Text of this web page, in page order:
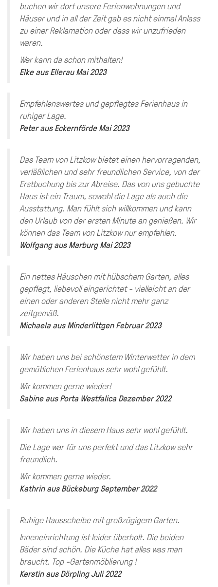
buchen wir dort unsere Ferienwohnungen und
Häuser und in all der Zeit gab es nicht einmal Anlass
zu einer Reklamation oder dass wir unzufrieden
waren.
Wer kann da schon mithalten!
ElkeausEllerauMai 2023
Empfehlenswertes und gepflegtes Ferienhaus in
ruhiger Lage.
PeterausEckernfördeMai 2023
Das Team von Litzkow bietet einen hervorragenden,
verläßlichen und sehr freundlichen Service, von der
Erstbuchung bis zur Abreise. Das von uns gebuchte
Haus ist ein Traum, sowohl die Lage als auch die
Ausstattung. Man fühlt sich willkommen und kann
den Urlaub von der ersten Minute an genießen. Wir
können das Team von Litzkow nur empfehlen.
WolfgangausMarburgMai 2023
Ein nettes Häuschen mit hübschem Garten, alles
gepflegt, liebevoll eingerichtet - vielleicht an der
einen oder anderen Stelle nicht mehr ganz
zeitgemäß.
MichaelaausMinderlittgenFebruar 2023
Wir haben uns bei schönstem Winterwetter in dem
gemütlichen Ferienhaus sehr wohl gefühlt.
Wir kommen gerne wieder!
SabineausPorta WestfalicaDezember 2022
Wir haben uns in diesem Haus sehr wohl gefühlt.
Die Lage war für uns perfekt und das Litzkow sehr
freundlich.
Wir kommen gerne wieder.
KathrinausBückeburgSeptember 2022
Ruhige Hausscheibe mit großzügigem Garten.
Inneneinrichtung ist leider überholt. Die beiden
Bäder sind schön. Die Küche hat alles was man
braucht. Top -Gartenmöblierung !
KerstinausDörplingJuli 2022